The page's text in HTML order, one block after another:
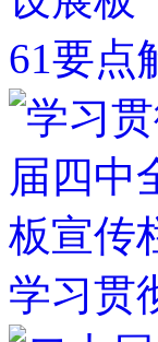
61要点
学习贯